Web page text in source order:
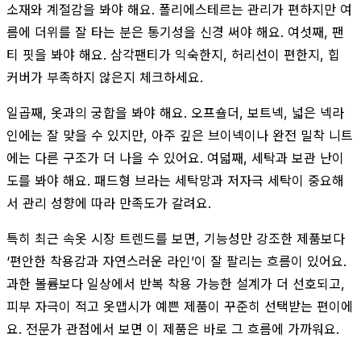
소재와 계절감을 봐야 해요. 폴리에스테르는 관리가 편하지만 여
름에 더위를 잘 타는 분은 통기성을 신경 써야 해요. 여섯째, 팬
티 핏을 봐야 해요. 삼각팬티가 익숙한지, 허리선이 편한지, 힙
커버가 부족하지 않은지 체크하세요.
일곱째, 옷과의 궁합을 봐야 해요. 오프숄더, 보트넥, 넓은 넥라
인에는 잘 맞을 수 있지만, 아주 깊은 브이넥이나 완전 밀착 니트
에는 다른 구조가 더 나을 수 있어요. 여덟째, 세탁과 보관 난이
도를 봐야 해요. 패드형 브라는 세탁망과 저자극 세탁이 중요해
서 관리 성향에 따라 만족도가 갈려요.
특히 최근 속옷 시장 트렌드를 보면, 기능성만 강조한 제품보다
‘편안한 착용감과 자연스러운 라인’이 잘 팔리는 흐름이 있어요.
과한 볼륨보다 일상에서 반복 착용 가능한 설계가 더 선호되고,
피부 자극이 적고 옷맵시가 예쁜 제품이 꾸준히 선택받는 편이에
요. 전문가 관점에서 보면 이 제품은 바로 그 흐름에 가까워요.